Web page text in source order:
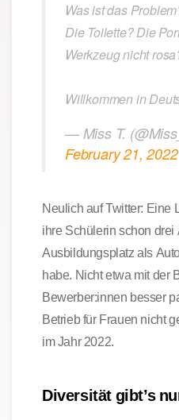
Was ist das
Die Toilette? Die
Werkzeug nicht
Willkommen in
— Miss T.
February 21, 2022
Neulich auf Twitter: Eine
ihre Schülerin schon
Ausbildungsplatz als
habe. Nicht etwa mit der
Bewerber:innen besser
Betrieb für Frauen nicht
im Jahr 2022.
Diversität gibt’s